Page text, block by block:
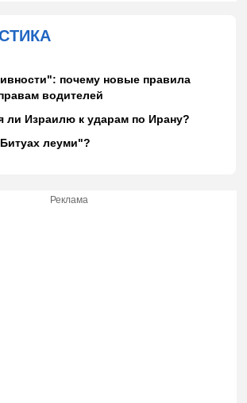
почему новые правила
водителей
ли Израилю к ударам по Ирану?
леуми"?
Реклама